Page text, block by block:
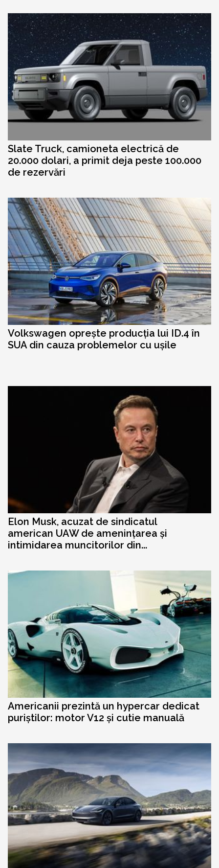
Slate Truck, camioneta electrică de
20.000 dolari, a primit deja peste 100.000
de rezervări
Volkswagen oprește producția lui ID.4 în
SUA din cauza problemelor cu ușile
Elon Musk, acuzat de sindicatul
american UAW de amenințarea și
intimidarea muncitorilor din...
Americanii prezintă un hypercar dedicat
puriștilor: motor V12 și cutie manuală